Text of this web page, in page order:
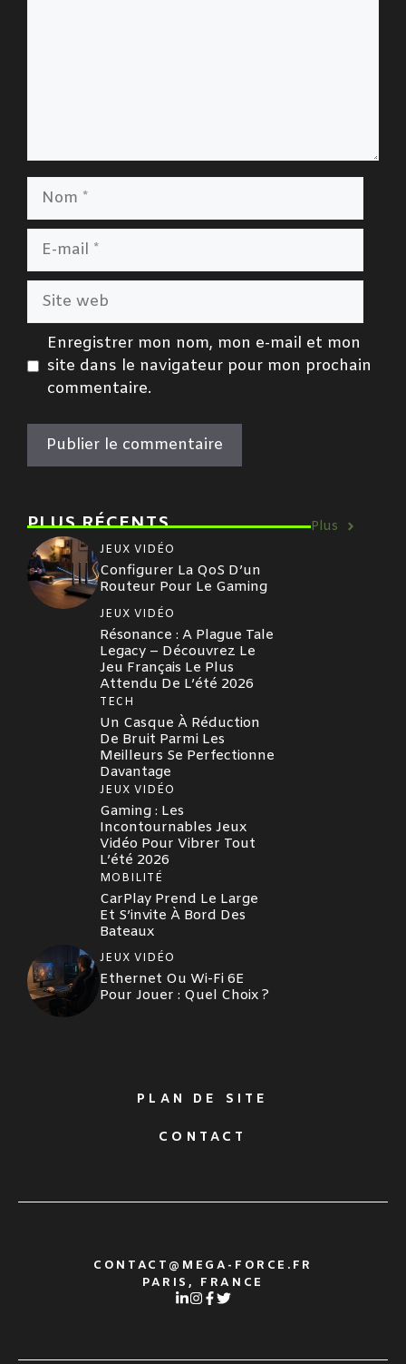
Nom
Site
Enregistrer mon nom, mon e-mail et mon
site dans le navigateur pour mon prochain
commentaire.
PLUS RÉCENTS Plus
JEUX VIDÉO
Configurer La QoS D’un
Routeur Pour Le Gaming
JEUX VIDÉO
Résonance : A Plague Tale
Legacy – Découvrez Le
Jeu Français Le Plus
Attendu De L’été 2026
TECH
Un Casque À Réduction
De Bruit Parmi Les
Meilleurs Se Perfectionne
Davantage
JEUX VIDÉO
Gaming : Les
Incontournables Jeux
Vidéo Pour Vibrer Tout
L’été 2026
MOBILITÉ
CarPlay Prend Le Large
Et S’invite À Bord Des
Bateaux
JEUX VIDÉO
Ethernet Ou Wi-Fi 6E
Pour Jouer : Quel Choix ?
PLAN DE SITE
CONTACT
CONTACT@MEGA-FORCE.FR
PARIS, FRANCE